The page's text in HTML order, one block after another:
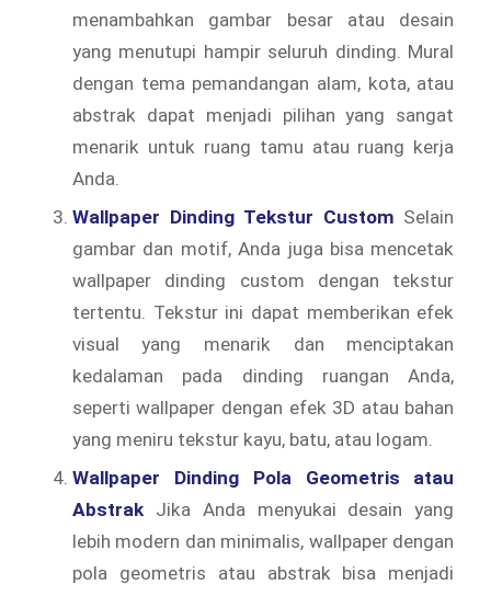
menambahkan gambar besar atau desain
yang menutupi hampir seluruh dinding. Mural
dengan tema pemandangan alam, kota, atau
abstrak dapat menjadi pilihan yang sangat
menarik untuk ruang tamu atau ruang kerja
Anda.
Wallpaper Dinding Tekstur Custom Selain
gambar dan motif, Anda juga bisa mencetak
wallpaper dinding custom dengan tekstur
tertentu. Tekstur ini dapat memberikan efek
visual yang menarik dan menciptakan
kedalaman pada dinding ruangan Anda,
seperti wallpaper dengan efek 3D atau bahan
yang meniru tekstur kayu, batu, atau logam.
Wallpaper Dinding Pola Geometris atau
AbstrakJika Anda menyukai desain yang
lebih modern dan minimalis, wallpaper dengan
pola geometris atau abstrak bisa menjadi